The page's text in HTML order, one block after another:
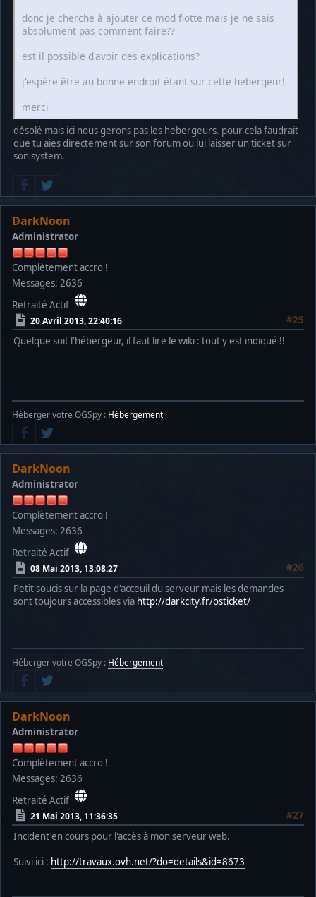
donc je cherche à ajouter ce mod flotte mais je ne sais
absolument pas comment faire??
est il possible d'avoir des explications?
j'espère être au bonne endroit étant sur cette hebergeur!
merci
désolé mais ici nous gerons pas les hebergeurs. pour cela faudrait
que tu aies directement sur son forum ou lui laisser un ticket sur
son system.
DarkNoon
Administrator
Complètement accro !
Messages: 2636
Retraité Actif
20 Avril 2013, 22:40:16
#25
Quelque soit l'hébergeur, il faut lire le wiki : tout y est indiqué !!
Héberger votre OGSpy : Hébergement
DarkNoon
Administrator
Complètement accro !
Messages: 2636
Retraité Actif
08 Mai 2013, 13:08:27
#26
Petit soucis sur la page d'acceuil du serveur mais les demandes
sont toujours accessibles via http://darkcity.fr/osticket/
Héberger votre OGSpy : Hébergement
DarkNoon
Administrator
Complètement accro !
Messages: 2636
Retraité Actif
21 Mai 2013, 11:36:35
#27
Incident en cours pour l'accès à mon serveur web.
Suivi ici : http://travaux.ovh.net/?do=details&id=8673